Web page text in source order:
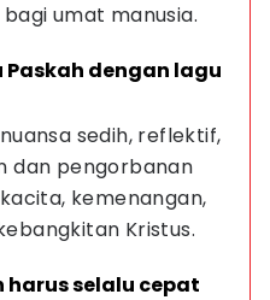
umat manusia.
Paskah dengan lagu
sedih, reflektif,
dan pengorbanan
kemenangan,
Kristus.
harus selalu cepat